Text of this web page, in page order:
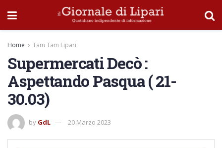
Home Tam Tam Lipari
Supermercati Decò :
Aspettando Pasqua ( 21-
30.03)
by GdL 20 Marzo 2023